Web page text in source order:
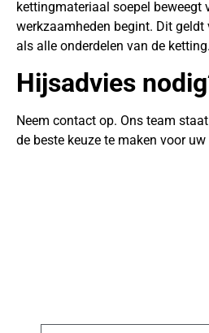
kettingmateriaal soepel beweegt
werkzaamheden begint. Dit geldt
als alle onderdelen van de ketting.
Hijsadvies
Neem contact op. Ons team
de beste keuze te maken voor